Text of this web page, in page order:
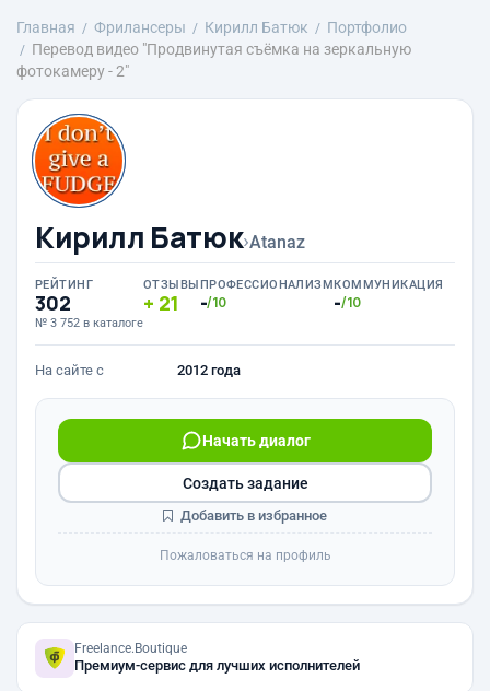
Главная Фрилансеры Кирилл Батюк
Портфолио
Перевод видео "Продвинутая съёмка на зеркальную
фотокамеру - 2"
Кирилл Батюк›Atanaz
РЕЙТИНГ
302
№ 3 752 в каталоге
ОТЗЫВЫ
21
ПРОФЕССИОНАЛИЗМ
-/10
КОММУНИКАЦИЯ
-/10
На сайте с 2012 года
Начать диалог
Создать задание
Добавить в избранное
Пожаловаться на профиль
Freelance.Boutique
Премиум-сервис для лучших исполнителей